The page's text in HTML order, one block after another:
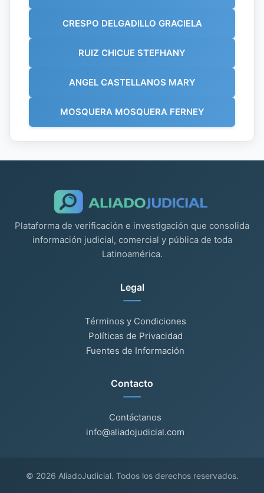
CRESPO DELGADILLO GRACIELA
RUIZ CHICUE STEFHANY
ANGEL CASTELLANOS MARY
MOSQUERA MOSQUERA FERNEY
Plataforma de verificación e investigación que consolida
información judicial, comercial y pública de toda
Latinoamérica.
Legal
Términos y Condiciones
Políticas de Privacidad
Fuentes de Información
Contacto
Contáctanos
info@aliadojudicial.com
© 2026 AliadoJudicial. Todos los derechos reservados.